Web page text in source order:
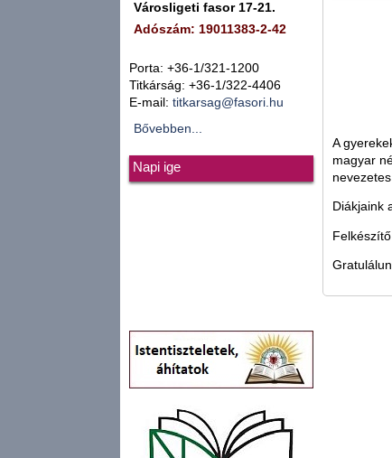
Városligeti fasor 17-21.
Adószám: 19011383-2-42
Porta: +36-1/321-1200
Titkárság: +36-1/322-4406
E-mail: titkarsag@fasori.hu
Bővebben...
Napi ige
A
magyar
Diákjaink